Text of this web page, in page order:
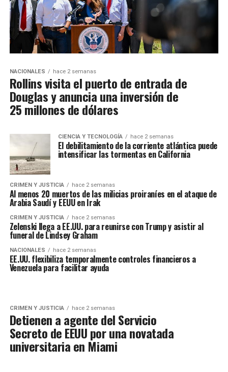
NACIONALES hace 2 semanas
Rollins visita el puerto de entrada de
Douglas y anuncia una inversión de
25 millones de dólares
CIENCIA Y TECNOLOGÍA hace 2 semanas
El debilitamiento de la corriente atlántica puede
intensificar las tormentas en California
CRIMEN Y JUSTICIA hace 2 semanas
Al menos 20 muertos de las milicias proiraníes en el ataque de
Arabia Saudí y EEUU en Irak
CRIMEN Y JUSTICIA hace 2 semanas
Zelenski llega a EE.UU. para reunirse con Trump y asistir al
funeral de Lindsey Graham
NACIONALES hace 2 semanas
EE.UU. flexibiliza temporalmente controles financieros a
Venezuela para facilitar ayuda
CRIMEN Y JUSTICIA hace 2 semanas
Detienen a agente del Servicio
Secreto de EEUU por una novatada
universitaria en Miami